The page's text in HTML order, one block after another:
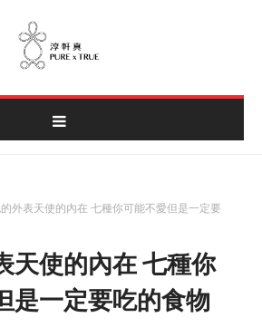
外表天使的內在 七種你可能不愛但是一定要
天使的內在 七種你
是一定要吃的食物